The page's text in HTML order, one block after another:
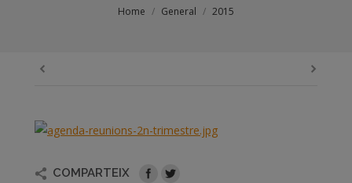
Home General 2015
COMPARTEIX